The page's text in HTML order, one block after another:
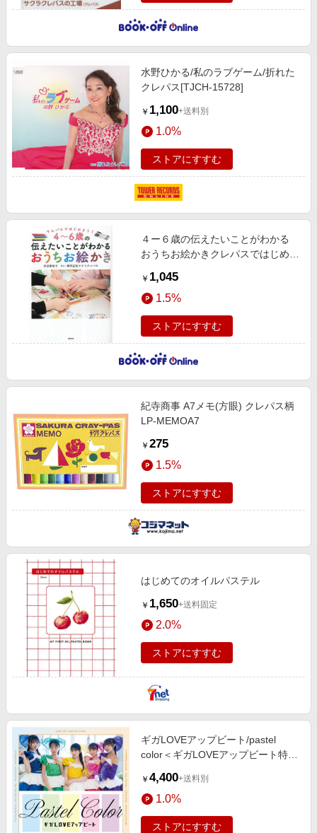
水野ひかる/私のラブゲーム/折れた
クレパス[TJCH-15728]
￥ 1,100+送料別
1.0%
ストアにすすむ
４ー６歳の伝えたいことがわかる
おうちお絵かきクレパスではじめよ
￥ 1,045
1.5%
ストアにすすむ
紀寺商事 A7メモ(方眼) クレパス柄
LP-MEMOA7
￥ 275
1.5%
ストアにすすむ
はじめてのオイルパステル
￥ 1,650+送料固定
2.0%
ストアにすすむ
ギガLOVEアップビート/pastel
color＜ギガLOVEアップビート特製
定盤＞[QACB-1003]
￥ 4,400+送料別
1.0%
ストアにすすむ